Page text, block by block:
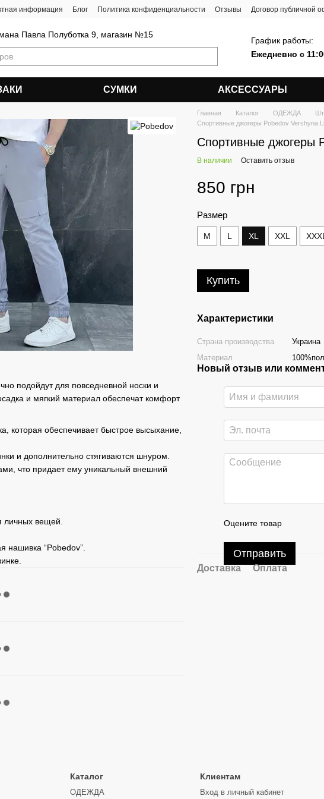
информация Блог Политика конфиденциальности Отзывы Договор публичной
Павла Полуботка 9, магазин №15
График работы:
Ежедневно с
СУМКИ АКСЕССУАРЫ
подойдут для повседневной носки и
и мягкий материал обеспечат комфорт
которая обеспечивает быстрое высыхание,
и дополнительно стягиваются шнуром.
что придает ему уникальный внешний
личных вещей.
“Pobedov”.
Главная Каталог ОДЕЖДА
Спортивные джогеры Pobedov Vershyna
Спортивные джогеры
В наличии Оставить отзыв
850 грн
Размер
M L XL XXL XXXL
Купить
Характеристики
Страна производства
Украина
Материал
Новый отзыв или
Оцените товар
Отправить
Доставка Оплата
Каталог
ОДЕЖДА
Клиентам
Вход в личный кабинет